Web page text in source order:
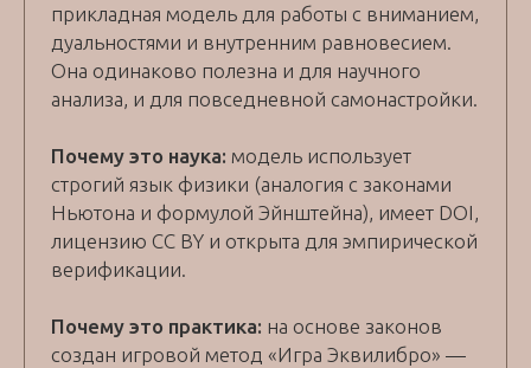
прикладная модель для работы с вниманием,
дуальностями и внутренним равновесием.
Она одинаково полезна и для научного
анализа, и для повседневной самонастройки.
Почему это наука: модель использует
строгий язык физики (аналогия с законами
Ньютона и формулой Эйнштейна), имеет DOI,
лицензию CC BY и открыта для эмпирической
верификации.
Почему это практика: на основе законов
создан игровой метод «Игра Эквилибро» —